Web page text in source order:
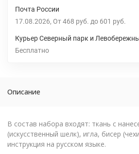
Почта России
17.08.2026 От 468 руб. до 601 руб.
Курьер Северный парк и
Бесплатно
Описание
В состав набора входят: ткань с
(искусственный шелк), игла, бисер
инструкция на русском языке.